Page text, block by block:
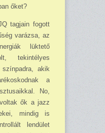
őket?
tagjain fogott
varázsa, az
lüktető
tekintélyes
akik
a
No,
ők a jazz
mindig is
lendület